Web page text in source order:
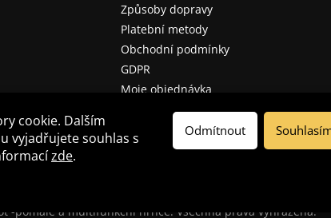
cookie. Dalším
vyjadřujete souhlas s
zde.
Odmítnout
Způsoby dopravy
Platební metody
Obchodní podmínky
GDPR
Moje objednávka
-pomalé a multifunkční hrnce. Všechna práva vyhrazena.